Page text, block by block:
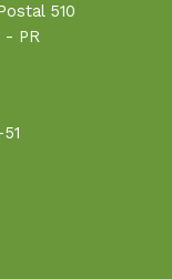
510
- PR